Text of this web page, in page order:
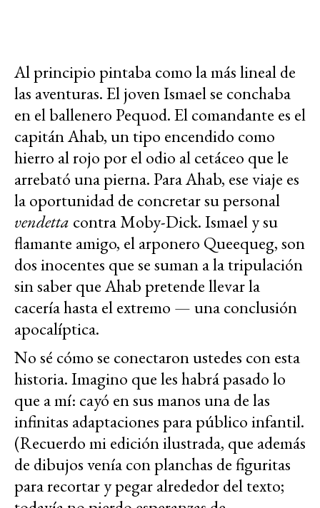
Al principio pintaba como la más lineal de
las aventuras. El joven Ismael se conchaba
en el ballenero Pequod. El comandante es el
capitán Ahab, un tipo encendido como
hierro al rojo por el odio al cetáceo que le
arrebató una pierna. Para Ahab, ese viaje es
la oportunidad de concretar su personal
vendetta contra Moby-Dick. Ismael y su
flamante amigo, el arponero Queequeg, son
dos inocentes que se suman a la tripulación
sin saber que Ahab pretende llevar la
cacería hasta el extremo — una conclusión
apocalíptica.
No sé cómo se conectaron ustedes con esta
historia. Imagino que les habrá pasado lo
que a mí: cayó en sus manos una de las
infinitas adaptaciones para público infantil.
(Recuerdo mi edición ilustrada, que además
de dibujos venía con planchas de figuritas
para recortar y pegar alrededor del texto;